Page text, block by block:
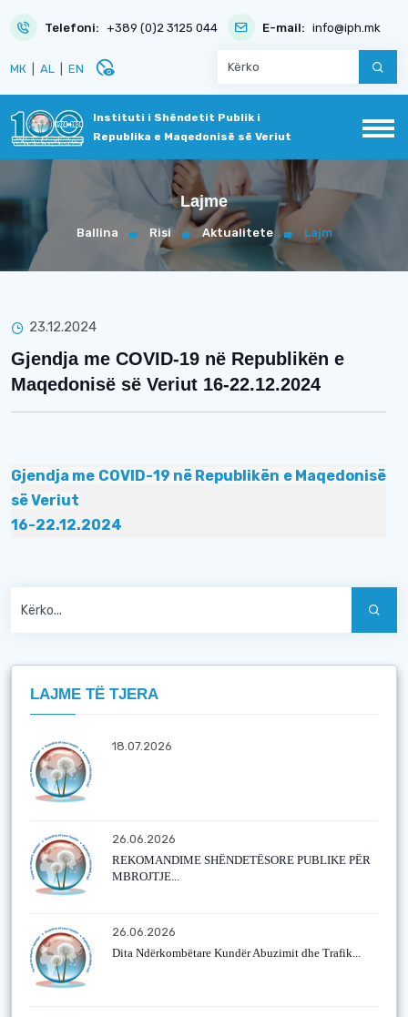
Telefoni: +389 (0)2 3125 044 E-mail: info@iph.mk
МК AL EN disabled_visible
Instituti i Shëndetit Publik i
Republika e Maqedonisë së Veriut
Lajme
Ballina Risi Aktualitete Lajm
23.12.2024
Gjendja me COVID-19 në Republikën e
Maqedonisë së Veriut 16-22.12.2024
Gjendja me COVID-19 në Republikën e Maqedonisë
së Veriut
16-22.12.2024
LAJME TË TJERA
18.07.2026
26.06.2026
REKOMANDIME SHËNDETËSORE PUBLIKE PËR
MBROJTJE...
26.06.2026
Dita Ndërkombëtare Kundër Abuzimit dhe Trafik...